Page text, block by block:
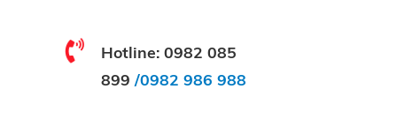
Hotline: 0982 085
899 /0982 986 988